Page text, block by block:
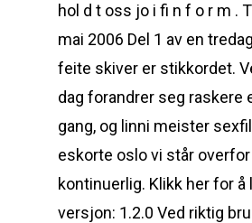
hol d t oss jo i fi n f o r m .
mai 2006 Del 1 av en
feite skiver er stikkordet.
dag forandrer seg raskere
gang, og linni meister
eskorte oslo vi står
kontinuerlig. Klikk her for å
versjon: 1.2.0 Ved riktig